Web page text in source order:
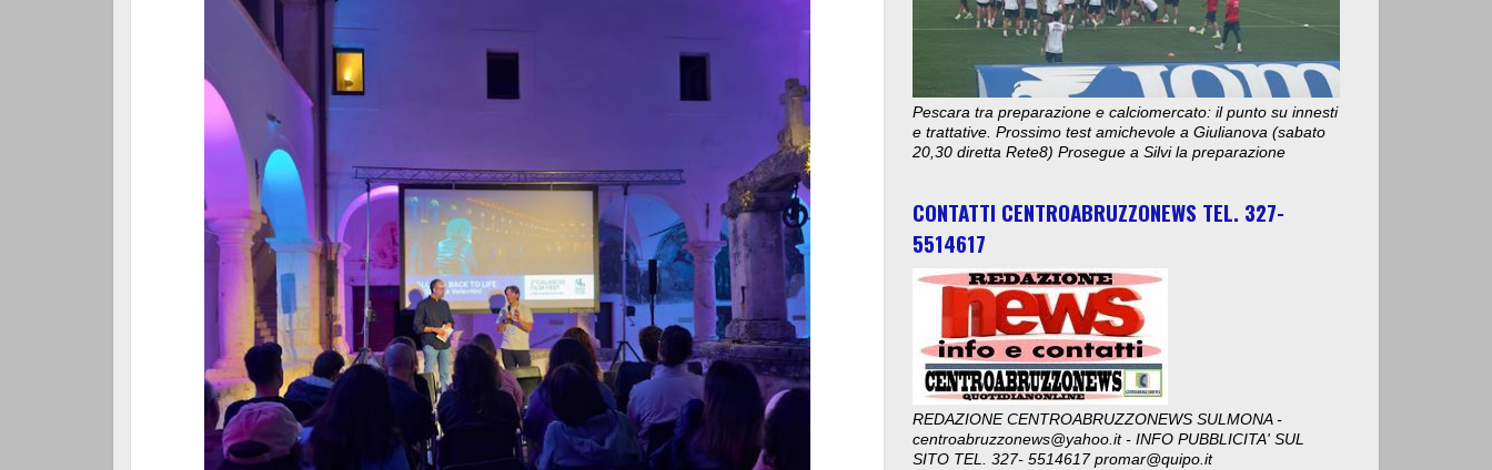
Pescara tra preparazione e calciomercato: il punto su innesti
e trattative. Prossimo test amichevole a Giulianova (sabato
20,30 diretta Rete8) Prosegue a Silvi la preparazione
CONTATTI CENTROABRUZZONEWS TEL. 327-
5514617
REDAZIONE CENTROABRUZZONEWS SULMONA -
centroabruzzonews@yahoo.it - INFO PUBBLICITA' SUL
SITO TEL. 327- 5514617 promar@quipo.it